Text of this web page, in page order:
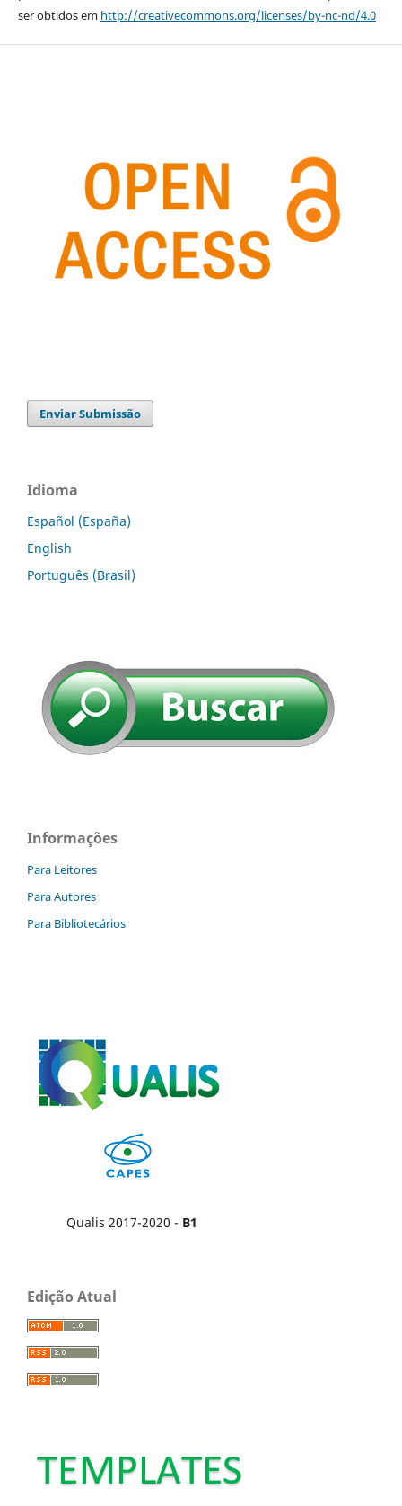
ser obtidos em http://creativecommons.org/licenses/by-nc-nd/4.0
Enviar Submissão
Idioma
Español (España)
English
Português (Brasil)
Informações
Para Leitores
Para Autores
Para Bibliotecários
Qualis 2017-2020 - B1
Edição Atual